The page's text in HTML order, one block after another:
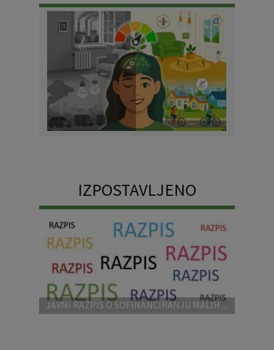
IZPOSTAVLJENO
JAVNI RAZPIS O SOFINANCIRANJU MALIH ...